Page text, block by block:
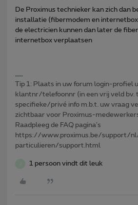
De Proximus technieker kan zich dan
installatie (fibermodem en
de electricien kunnen dan later de
internetbox verplaatsen
Tip 1: Plaats in uw forum login-profiel
klantnr/telefoonnr (in een vrij veld bv.
specifieke/privé info m.b.t. uw vraag
zichtbaar voor Proximus-
Raadpleeg de FAQ pagina's
https://www.proximus.be/support/
particulieren/support.html
1 persoon vindt dit leuk